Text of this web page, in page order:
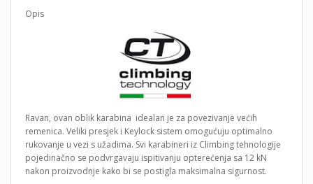
Opis
Ravan, ovan oblik karabina idealan je za povezivanje većih
remenica. Veliki presjek i Keylock sistem omogućuju optimalno
rukovanje u vezi s užadima. Svi karabineri iz Climbing tehnologije
pojedinačno se podvrgavaju ispitivanju opterećenja sa 12 kN
nakon proizvodnje kako bi se postigla maksimalna sigurnost.